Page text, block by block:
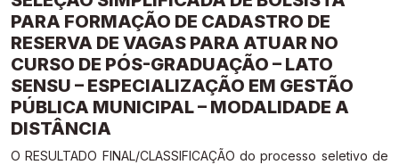
PARA FORMAÇÃO DE CADASTRO DE
RESERVA DE VAGAS PARA ATUAR NO
CURSO DE PÓS-GRADUAÇÃO – LATO
SENSU – ESPECIALIZAÇÃO EM GESTÃO
PÚBLICA MUNICIPAL – MODALIDADE A
DISTÂNCIA
O RESULTADO FINAL/CLASSIFICAÇÃO do processo seletivo de
Gestão de Ambientes Promotores de Inovação
[GAPI]
Especialização em Gestão de Ambientes de
Aprendizagem [PDE]
Gestão de Ambientes Promotores de Inovação
[GAPI]
Especialização em Gestão de Ambientes de
Aprendizagem [PDE]
Gestão de Ambientes Promotores de Inovação
[GAPI]
Especialização em Gestão de Ambientes de
Aprendizagem [PDE]
Gestão de Ambientes Promotores de Inovação
[GAPI]
Especialização em Gestão de Ambientes de
Aprendizagem [PDE]
Gestão de Ambientes Promotores de Inovação
[GAPI]
Especialização em Gestão de Ambientes de
Aprendizagem [PDE]